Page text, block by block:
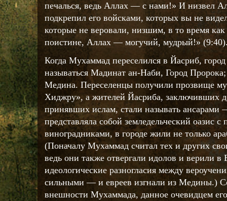
печалься, ведь Аллах — с нами!» И низвел
подкрепил его войсками, которых вы не
которые не веровали, низшим, в то время
поистине, Аллах — могучий, мудрый!»
Когда Мухаммад переселился в Йасриб,
называться Мадинат ан-Наби, Город
Медина. Переселенцы получили прозвище
Хиджру», а жителей Йасриба, заключивших
принявших ислам, стали называть
представляла собой земледельческий оазис
виноградниками, в городе жили не только
(Поначалу Мухаммад считал тех и других
ведь они также отвергали идолов и верили в
идеологические разногласия между
сильными — и евреев изгнали из Медины.)
внешности Мухаммада, данное очевидцем